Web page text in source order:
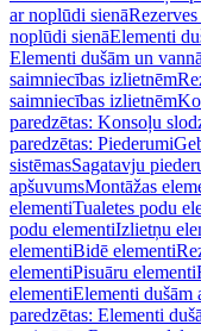
ar noplūdi sienā
noplūdi sienāElementi
Elementi dušām un
saimniecības izlietnēm
saimniecības izlietnēm
paredzētas: Konsoļu
paredzētas: Piederumi
sistēmasSagatavju
apšuvumsMontāžas
elementiTualetes podu
podu elementiIzlietņu
elementiBidē elementi
elementiPisuāru elementi
elementiElementi dušām
paredzētas: Elementi